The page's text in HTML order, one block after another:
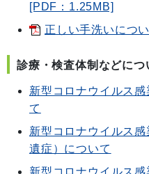
[PDF：1.25MB]
正しい手洗いにつ
診療・検査体制などにつ
新型コロナウイルス
て
新型コロナウイルス
遺症）について
新型コロナウイルス